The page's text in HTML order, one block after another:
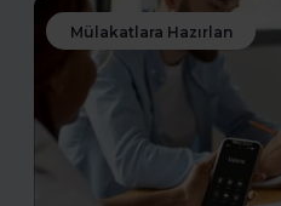
Mülakatlara Hazırlan